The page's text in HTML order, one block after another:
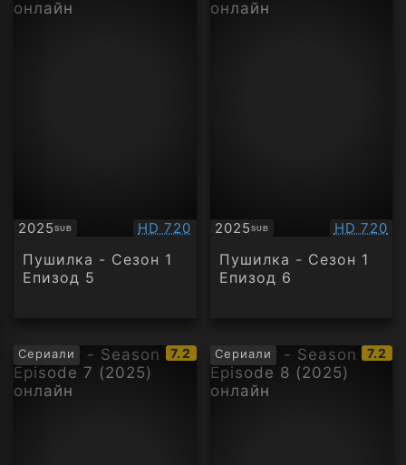
2025SUB
Субтитри Качество:
HD 720
Пушилка - Сезон 1
Епизод 5
2025SUB
Субтитри HD 720
Пушилка - Сезон 1
Епизод 6
Сериали
IMDb
рейтинг:
7.2 Сериали
IMDb
7.2